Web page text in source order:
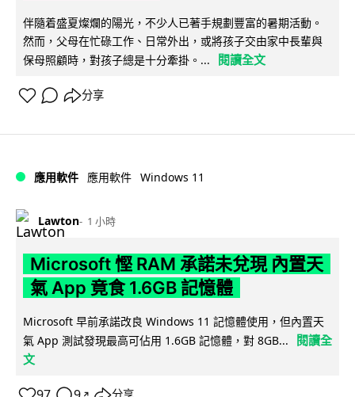
伴隨着盛夏燦爛的陽光，不少人已著手規劃豐富的暑期活動。
然而，父母在忙碌工作、日常外出，或將孩子交由家中長輩與
保母照顧時，對孩子總是十分牽掛。...
閱讀全文
分享
應用軟件 應用軟件 Windows 11
Lawton 1 小時
Microsoft 慳 RAM 承諾未兌現 內置天
氣 App 竟食 1.6GB 記憶體
Microsoft 早前承諾改良 Windows 11 記憶體使用，但內置天
氣 App 測試發現最高可佔用 1.6GB 記憶體，對 8GB...
閱讀全
文
↗